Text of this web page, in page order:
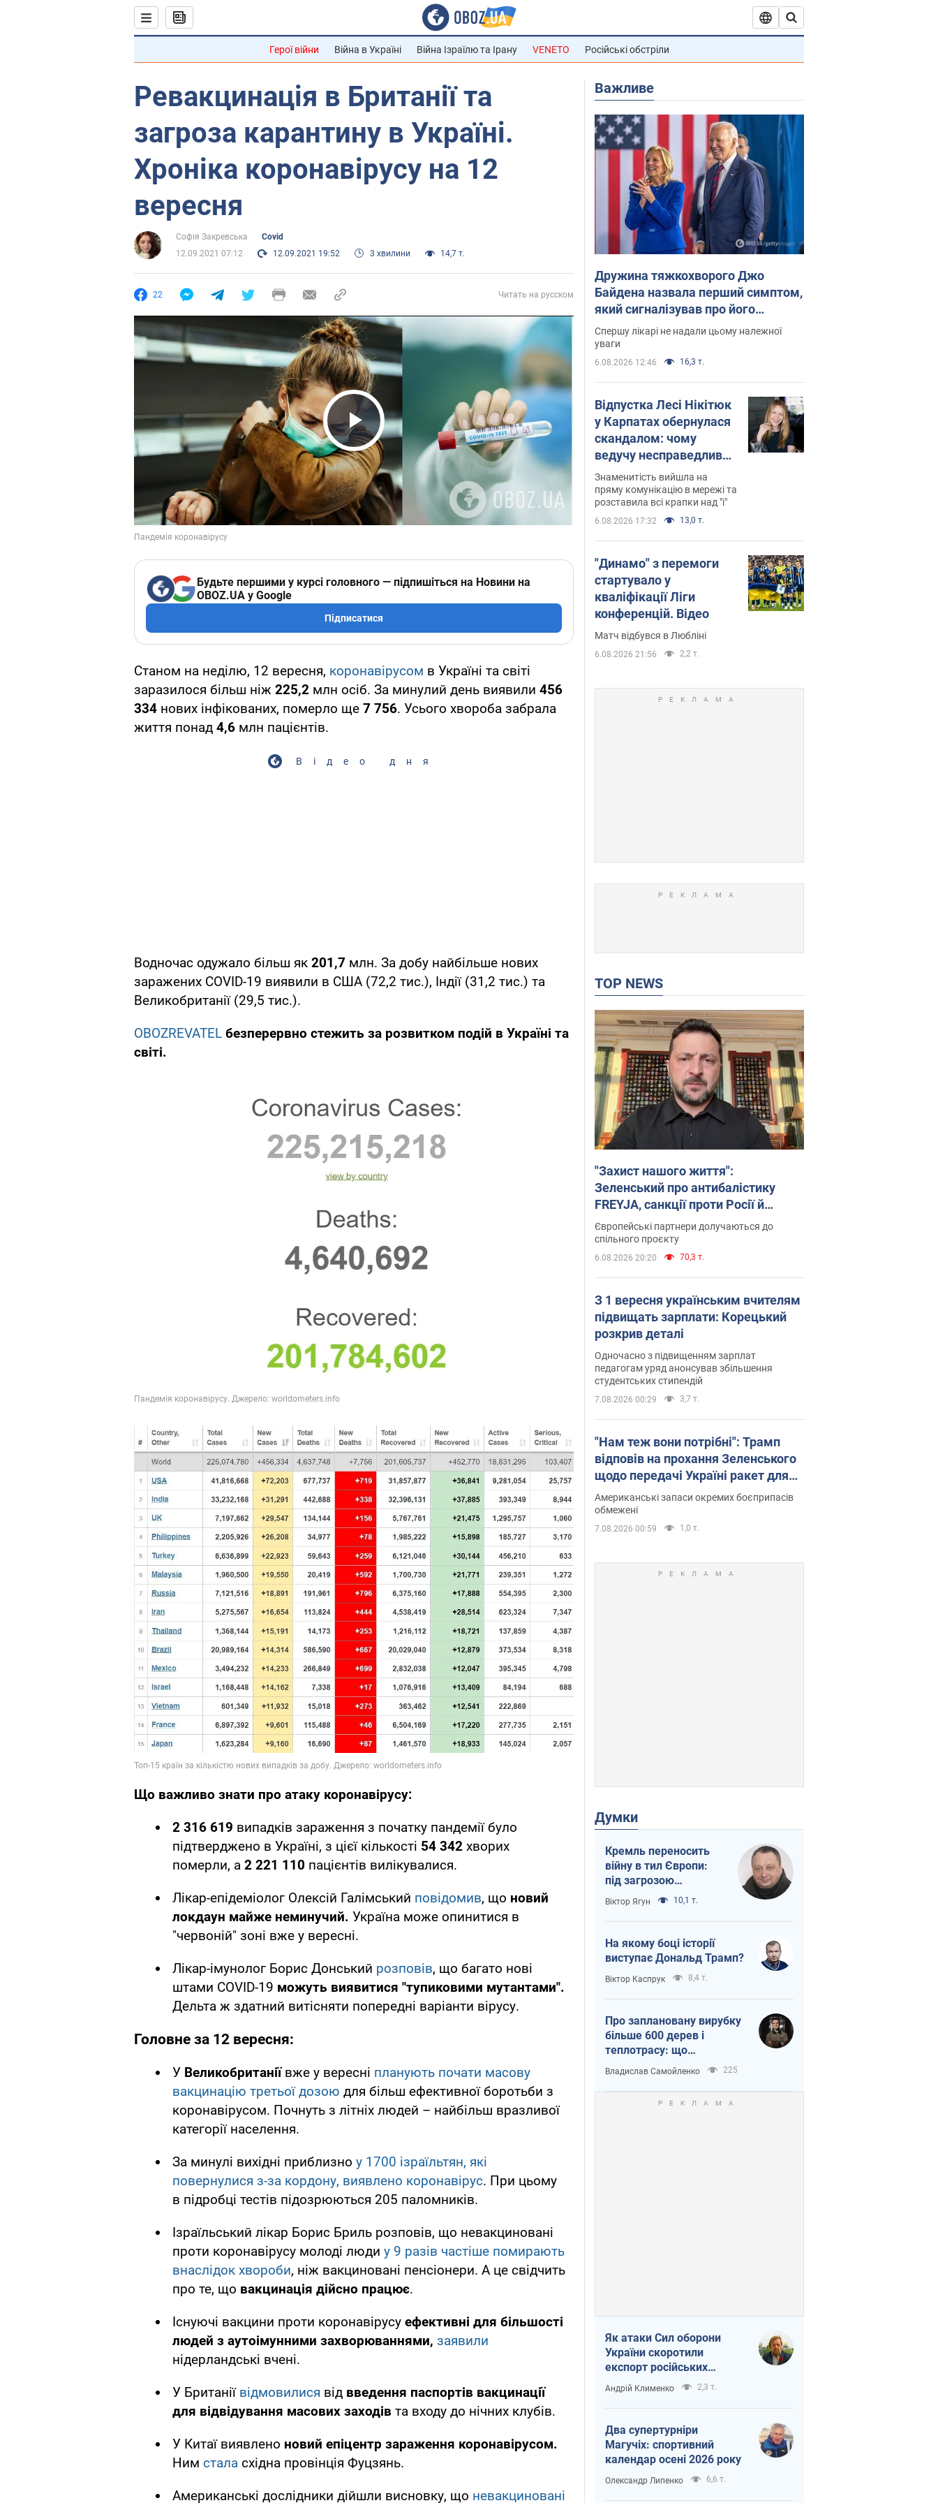
Герої війни Війна в Україні Війна Ізраїлю та Ірану VENETO Російські обстріли
Ревакцинація в Британії та
загроза карантину в Україні.
Хроніка коронавірусу на 12
вересня
Софія Закревська
Covid
12.09.2021 07:12
12.09.2021 19:52 3 хвилини 14,7 т.
22 Читать на русском
Play Video
Будьте першими у курсі головного — підпишіться на Новини на
OBOZ.UA у Google
Підписатися
Станом на неділю, 12 вересня, коронавірусом в Україні та світі
заразилося більш ніж 225,2 млн осіб. За минулий день виявили 456
334 нових інфікованих, померло ще 7 756. Усього хвороба забрала
життя понад 4,6 млн пацієнтів.
Відео дня
Водночас одужало більш як 201,7 млн. За добу найбільше нових
заражених COVID-19 виявили в США (72,2 тис.), Індії (31,2 тис.) та
Великобританії (29,5 тис.).
OBOZREVATEL безперервно стежить за розвитком подій в Україні та
світі.
Що важливо знати про атаку коронавірусу:
2 316 619 випадків зараження з початку пандемії було
підтверджено в Україні, з цієї кількості 54 342 хворих
померли, а 2 221 110 пацієнтів вилікувалися.
Лікар-епідеміолог Олексій Галімський повідомив, що новий
локдаун майже неминучий. Україна може опинитися в
"червоній" зоні вже у вересні.
Лікар-імунолог Борис Донський розповів, що багато нові
штами COVID-19 можуть виявитися "тупиковими мутантами".
Дельта ж здатний витісняти попередні варіанти вірусу.
Головне за 12 вересня:
У Великобританіївже у вересні планують почати масову
вакцинацію третьої дозою для більш ефективної боротьби з
коронавірусом. Почнуть з літніх людей – найбільш вразливої
категорії населення.
За минулі вихідні приблизно у 1700 ізраїльтян, які
повернулися з-за кордону, виявлено коронавірус. При цьому
в підробці тестів підозрюються 205 паломників.
Ізраїльський лікар Борис Бриль розповів, що невакциновані
проти коронавірусу молоді люди у 9 разів частіше помирають
внаслідок хвороби, ніж вакциновані пенсіонери. А це свідчить
про те, що вакцинація дійсно працює.
Існуючі вакцини проти коронавірусу ефективні для більшості
людей з аутоімунними захворюваннями, заявили
нідерландські вчені.
У Британії відмовилися від введення паспортів вакцинації
для відвідування масових заходів та входу до нічних клубів.
У Китаї виявлено новий епіцентр зараження коронавірусом.
Ним стала східна провінція Фуцзянь.
Американські дослідники дійшли висновку, що невакциновані
Важливе
Дружина тяжкохворого Джо
Байдена назвала перший симптом,
який сигналізував про його
"агресивний" рак
Спершу лікарі не надали цьому належної
уваги
6.08.2026 12:46 16,3 т.
Відпустка Лесі Нікітюк
у Карпатах обернулася
скандалом: чому
ведучу несправедливо
захейтили
Знаменитість вийшла на
пряму комунікацію в мережі та
розставила всі крапки над "і"
6.08.2026 17:32 13,0 т.
"Динамо" з перемоги
стартувало у
кваліфікації Ліги
конференцій. Відео
Матч відбувся в Любліні
6.08.2026 21:56 2,2 т.
TOP NEWS
"Захист нашого життя":
Зеленський про антибалістику
FREYJA, санкції проти Росії й
підтримку аграріїв. Відео
Європейські партнери долучаються до
спільного проєкту
6.08.2026 20:20 70,3 т.
З 1 вересня українським вчителям
підвищать зарплати: Корецький
розкрив деталі
Одночасно з підвищенням зарплат
педагогам уряд анонсував збільшення
студентських стипендій
7.08.2026 00:29 3,7 т.
"Нам теж вони потрібні": Трамп
відповів на прохання Зеленського
щодо передачі Україні ракет для
Patriot
Американські запаси окремих боєприпасів
обмежені
7.08.2026 00:59 1,0 т.
Думки
Кремль переносить
війну в тил Європи:
під загрозою
критична логістика
Віктор Ягун 10,1 т.
На якому боці історії
виступає Дональд Трамп?
Віктор Каспрук 8,4 т.
Про заплановану вирубку
більше 600 дерев і
теплотрасу: що
відбувається на Теремках
у Києві
Владислав Самойленко 225
Як атаки Сил оборони
України скоротили
експорт російських
нафтопродуктів
Андрій Клименко 2,3 т.
Два супертурніри
Магучіх: спортивний
календар осені 2026 року
Олександр Липенко 6,6 т.